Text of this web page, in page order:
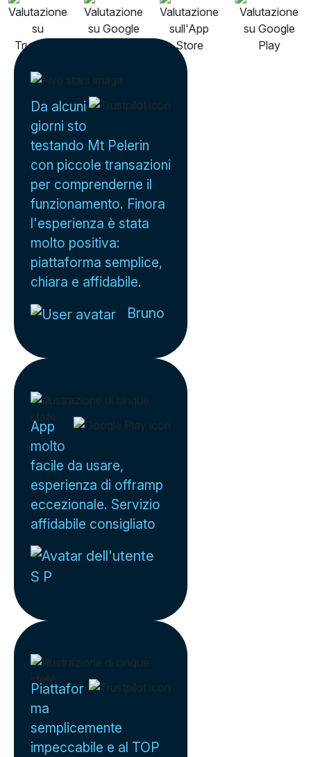
Da alcuni
giorni sto
testando Mt Pelerin
con piccole transazioni
per comprenderne il
funzionamento. Finora
l'esperienza è stata
molto positiva:
piattaforma semplice,
chiara e affidabile.
Bruno
App
molto
facile da usare,
esperienza di offramp
eccezionale. Servizio
affidabile consigliato
S P
Piattafor
ma
semplicemente
impeccabile e al TOP